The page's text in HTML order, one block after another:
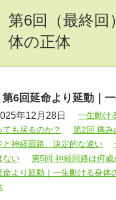
第6回（最終回
体の正体
第6回延命より延動｜
年12月28日 一生動け
ても戻るのか？
第2回 痛み
と神経回路、決定的な違い
ない
第5回 神経回路は何
命より延動｜一生動ける身体